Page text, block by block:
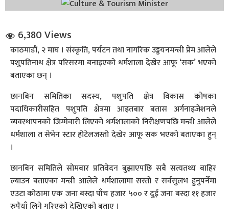
संवाद
6,380 Views
काठमाडौं, २ माघ । संस्कृति, पर्यटन तथा नागरिक उड्डयनमन्त्री प्रेम आलेले
पशुपतिनाथ क्षेत्र परिसरमा बनाइएको धर्मशाला देखेर आफू ‘सक’ भएको
बताएका छन् ।
छानबिन समितिका सदस्य, पशुपति क्षेत्र विकास कोषका
पदाधिकारीसहित पशुपति क्षेत्रमा आइतबार बतास अर्गनाइजेशनले
व्यवस्थापनको जिम्मेवारी लिएको धर्मशालाको निरीक्षणपछि मन्त्री आलेले
धर्मशाला त सेभेन स्टार होटेलजस्तो देखेर आफू सक भएको बताएका हुन्
।
छानबिन समितिले सोमबार प्रतिवेदन बुझाएपछि सबै सत्यतथ्य बाहिर
ल्याउन बताएका मन्त्री आलेले धर्मशालामा सस्तो र सर्वसुलभ हुनुपर्नेमा
एउटा कोठामा एक जना बस्दा पाँच हजार ५०० र दुई जना बस्दा ११ हजार
रुपैयाँ लिने गरिएको देखिएको बताए ।